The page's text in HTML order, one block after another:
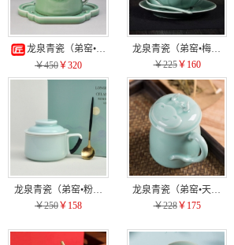
龙泉青瓷（弟窑•…
￥450￥320
龙泉青瓷（弟窑•梅…
￥225￥160
龙泉青瓷（弟窑•粉…
￥250￥158
龙泉青瓷（弟窑•天…
￥228￥175